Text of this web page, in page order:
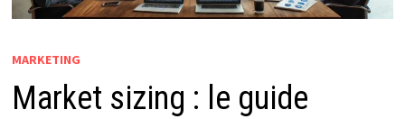
MARKETING
Market sizing : le guide